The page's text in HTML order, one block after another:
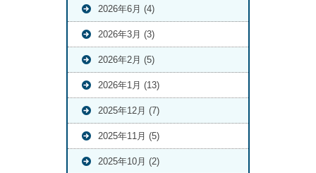
2026年6月 (4)
2026年3月 (3)
2026年2月 (5)
2026年1月 (13)
2025年12月 (7)
2025年11月 (5)
2025年10月 (2)